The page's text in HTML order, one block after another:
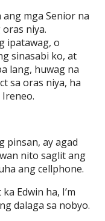
mga Senior na
niya.
ipatawag, o
sinasabi ko, at
lang, huwag na
sa oras niya, ha
pinsan, ay agad
nito saglit ang
ang cellphone.
Edwin ha, I’m
dalaga sa nobyo.